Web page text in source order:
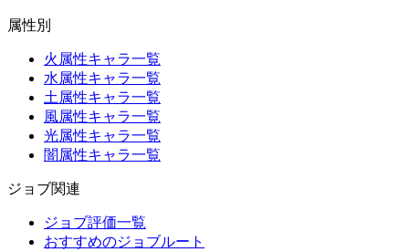
属性別
火属性キャラ一覧
水属性キャラ一覧
土属性キャラ一覧
風属性キャラ一覧
光属性キャラ一覧
闇属性キャラ一覧
ジョブ関連
ジョブ評価一覧
おすすめのジョブルート